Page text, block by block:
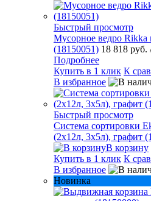
Быстрый просмотр
Мусорное ведро
(18150051) 18 818 руб.
Подробнее
Купить в 1 клик К
В избранное
Быстрый просмотр
Система сортировки
(2х12л, 3х5л), графит
В корзину
Купить в 1 клик К
В избранное
Новинка